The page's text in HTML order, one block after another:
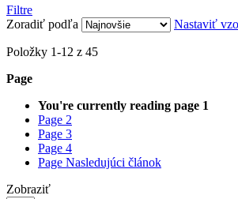
Filtre
Zoradiť podľa
Nastaviť
Položky 1-12 z 45
Page
You're currently reading page 1
Page 2
Page 3
Page 4
Page Nasledujúci článok
Zobraziť